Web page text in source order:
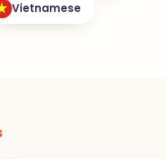
Vietnamese